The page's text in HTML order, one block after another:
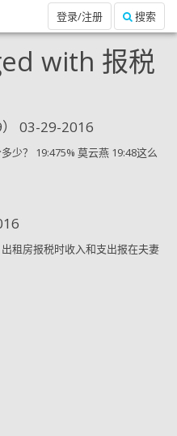
搜索
登录/注册
with 报税
03-29-2016
少？ 19:475% 莫云燕 19:48这么
租房报税时收入和支出报在夫妻